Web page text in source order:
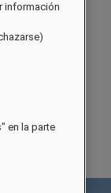
información
en la parte